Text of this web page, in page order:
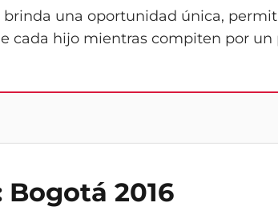
brinda una oportunidad única,
cada hijo mientras compiten por un
Bogotá 2016